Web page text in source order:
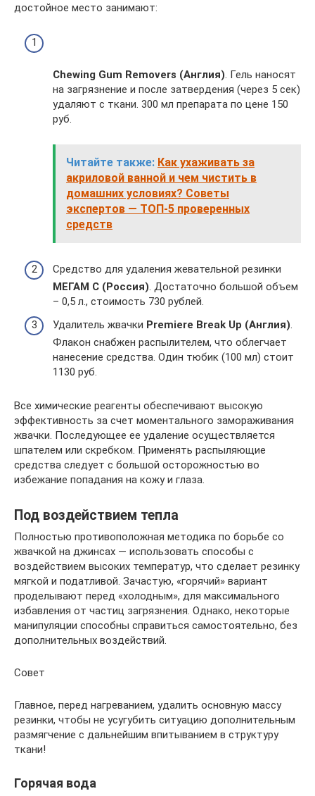
достойное место занимают:
Chewing Gum Removers (Англия) . Гель наносят
на загрязнение и после затвердения (через 5 сек)
удаляют с ткани. 300 мл препарата по цене 150
руб.
Читайте также: Как ухаживать за
акриловой ванной и чем чистить в
домашних условиях? Советы
экспертов — ТОП-5 проверенных
средств
Средство для удаления жевательной резинки
МЕГАМ С (Россия) . Достаточно большой объем
– 0,5 л., стоимость 730 рублей.
Удалитель жвачки Premiere Break Up (Англия).
Флакон снабжен распылителем, что облегчает
нанесение средства. Один тюбик (100 мл) стоит
1130 руб.
Все химические реагенты обеспечивают высокую
эффективность за счет моментального замораживания
жвачки. Последующее ее удаление осуществляется
шпателем или скребком. Применять распыляющие
средства следует с большой осторожностью во
избежание попадания на кожу и глаза.
Под воздействием тепла
Полностью противоположная методика по борьбе со
жвачкой на джинсах ― использовать способы с
воздействием высоких температур, что сделает резинку
мягкой и податливой. Зачастую, «горячий» вариант
проделывают перед «холодным», для максимального
избавления от частиц загрязнения. Однако, некоторые
манипуляции способны справиться самостоятельно, без
дополнительных воздействий.
Совет
Главное, перед нагреванием, удалить основную массу
резинки, чтобы не усугубить ситуацию дополнительным
размягчение с дальнейшим впитыванием в структуру
ткани!
Горячая вода